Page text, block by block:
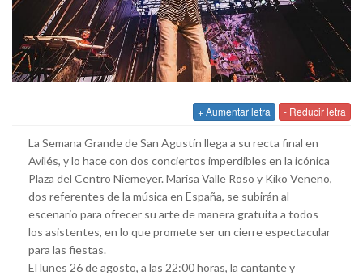
+ Aumentar letra - Reducir letra
La Semana Grande de San Agustín llega a su recta final en
Avilés, y lo hace con dos conciertos imperdibles en la icónica
Plaza del Centro Niemeyer. Marisa Valle Roso y Kiko Veneno,
dos referentes de la música en España, se subirán al
escenario para ofrecer su arte de manera gratuita a todos
los asistentes, en lo que promete ser un cierre espectacular
para las fiestas.
El lunes 26 de agosto, a las 22:00 horas, la cantante y